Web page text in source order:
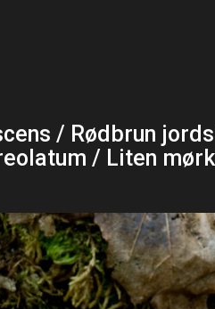
/ Rødbrun
/ Liten